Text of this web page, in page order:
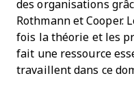
des organisations
Rothmann et Cooper.
fois la théorie et les
fait une ressource
travaillent dans ce